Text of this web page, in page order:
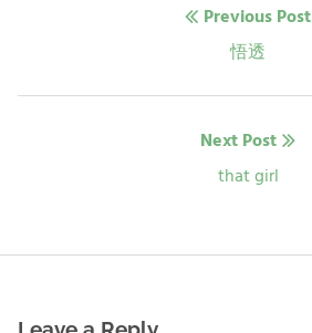
导
Previous Post
Previous
悟透
Next Post
Next
that girl
Leave a Reply